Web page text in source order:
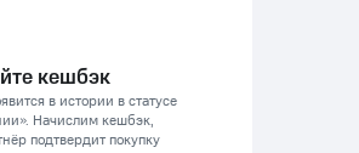
кешбэк
в истории в статусе
Начислим кешбэк,
подтвердит покупку